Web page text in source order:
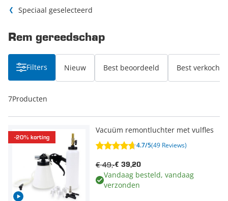
Speciaal geselecteerd
Rem gereedschap
Filters Nieuw Best beoordeeld Best verkocht
7Producten
-20% korting
Vacuüm remontluchter met vulfles
4.7/5(49 Reviews)
€ 39,20
€ 49,-
Vandaag besteld, vandaag
verzonden